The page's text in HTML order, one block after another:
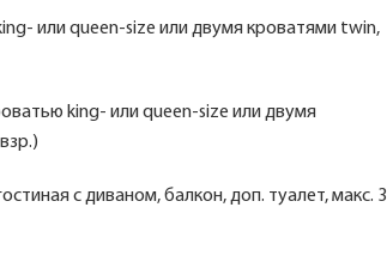
или queen-size или двумя кроватями twin,
king- или queen-size или двумя
с диваном, балкон, доп. туалет, макс. 3